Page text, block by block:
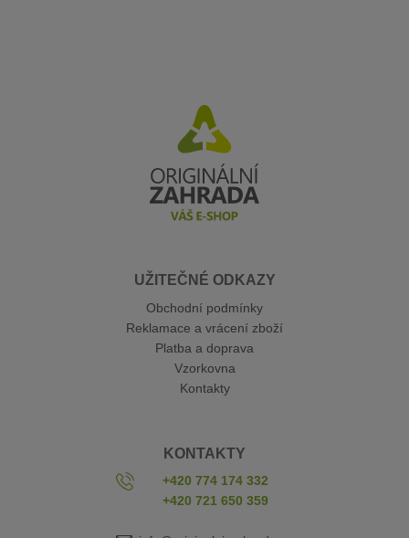
UŽITEČNÉ ODKAZY
Obchodní podmínky
Reklamace a vrácení zboží
Platba a doprava
Vzorkovna
Kontakty
KONTAKTY
+420 774 174 332
+420 721 650 359